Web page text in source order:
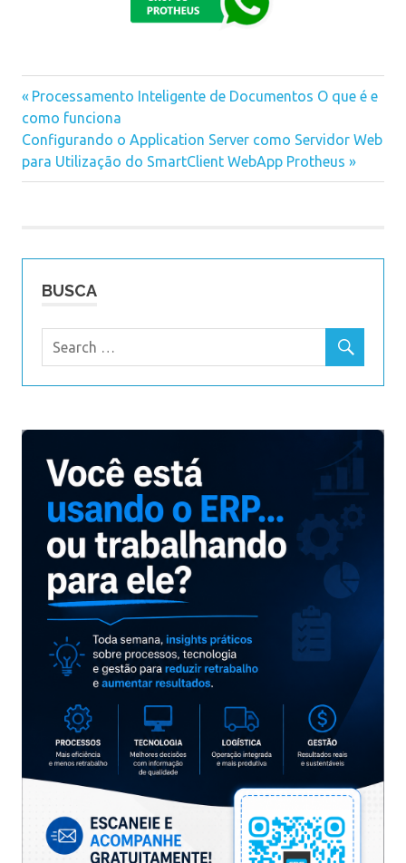
Navegação
de
Post
Previous
Post:
Processamento Inteligente de Documentos O que é e
como funciona
Next
Post:
Configurando o Application Server como Servidor Web
para Utilização do SmartClient WebApp Protheus
BUSCA